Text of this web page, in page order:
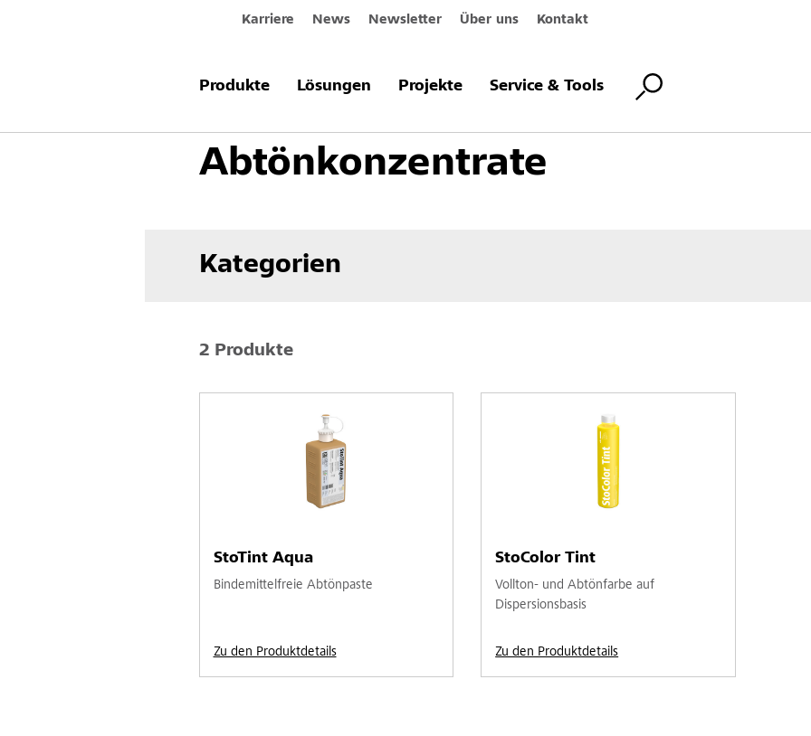
Karriere News Newsletter Über uns Kontakt
Produkte Lösungen Projekte Service & Tools
Produkte & Systeme Innenraum Innenbeschichtungen Innenfarben Abtönkonzentrate
Abtönkonzentrate
Kategorien
2 Produkte
StoTint Aqua
Bindemittelfreie Abtönpaste
Zu den Produktdetails
StoColor Tint
Vollton- und Abtönfarbe auf
Dispersionsbasis
Zu den Produktdetails